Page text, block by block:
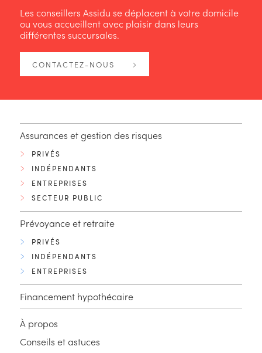
Les conseillers Assidu se déplacent à votre domicile
ou vous accueillent avec plaisir dans leurs
différentes succursales.
CONTACTEZ-NOUS
Assurances et gestion des risques
PRIVÉS
INDÉPENDANTS
ENTREPRISES
SECTEUR PUBLIC
Prévoyance et retraite
PRIVÉS
INDÉPENDANTS
ENTREPRISES
Financement hypothécaire
À propos
Conseils et astuces